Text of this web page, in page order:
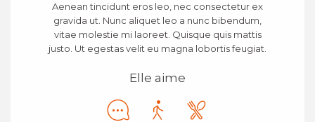
Aenean tincidunt eros leo, nec consectetur ex
gravida ut. Nunc aliquet leo a nunc bibendum,
vitae molestie mi laoreet. Quisque quis mattis
justo. Ut egestas velit eu magna lobortis feugiat.
Elle aime